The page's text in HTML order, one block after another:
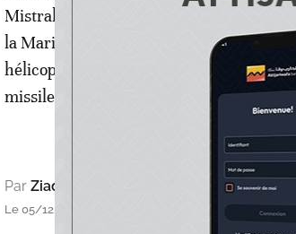
Mistral et antinavire Exocet, la frégate
la Marine royale au constructeur
hélicoptères avec hangar, ainsi que
missiles surface –air MBDA VL-MICA.
Par Ziad Alami
Le 05/12/2015 à 14h39